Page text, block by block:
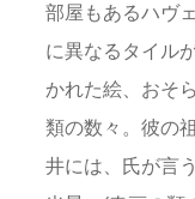
部屋もあるハヴ
に異なるタイル
かれた絵、おそ
類の数々。彼の
井には、氏が言